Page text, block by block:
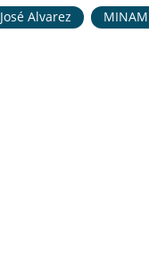
José Alvarez MINAM